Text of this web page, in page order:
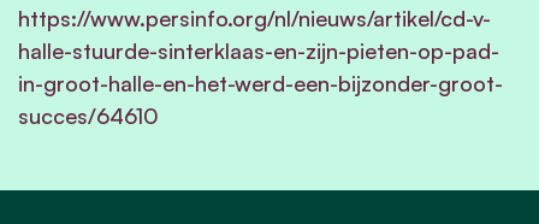
https://www.persinfo.org/nl/nieuws/artikel/cd-v-
halle-stuurde-sinterklaas-en-zijn-pieten-op-pad-
in-groot-halle-en-het-werd-een-bijzonder-groot-
succes/64610